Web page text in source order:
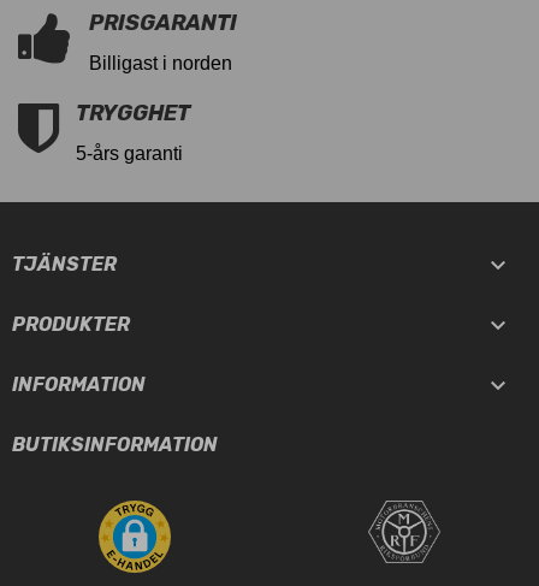
PRISGARANTI
Billigast i norden
TRYGGHET
5-års garanti
TJÄNSTER 
PRODUKTER 
INFORMATION 
BUTIKSINFORMATION